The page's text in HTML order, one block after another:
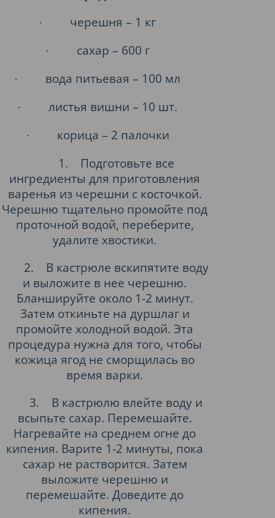
· черешня – 1 кг
· сахар – 600 г
· вода питьевая – 100 мл
· листья вишни – 10 шт.
·
корица – 2 палочки
1.
Подготовьте все
ингредиенты для приготовления
варенья из черешни с косточкой.
Черешню тщательно промойте под
проточной водой, переберите,
удалите хвостики.
2.
В кастрюле вскипятите воду
и выложите в нее черешню.
Бланшируйте около 1-2 минут.
Затем откиньте на дуршлаг и
промойте холодной водой. Эта
процедура нужна для того, чтобы
кожица ягод не сморщилась во
время варки.
3.
В кастрюлю влейте воду и
всыпьте сахар. Перемешайте.
Нагревайте на среднем огне до
кипения. Варите 1-2 минуты, пока
сахар не растворится. Затем
выложите черешню и
перемешайте. Доведите до
кипения.